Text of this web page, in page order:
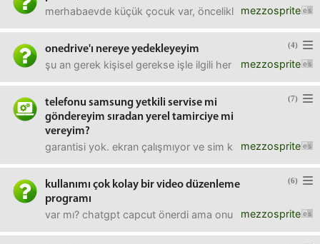
mezzosprite
merhabaevde küçük çocuk var, öncelikle güvenlik sonra
(4)
onedrive'ı nereye yedekleyeyim
mezzosprite
şu an gerek kişisel gerekse işle ilgili her şeyim
(7)
telefonu samsung yetkili servise mi
göndereyim sıradan yerel tamirciye mi
vereyim?
mezzosprite
garantisi yok. ekran çalışmıyor ve sim kart girişi
(6)
kullanımı çok kolay bir video düzenleme
programı
mezzosprite
var mı? chatgpt capcut önerdi ama onu da